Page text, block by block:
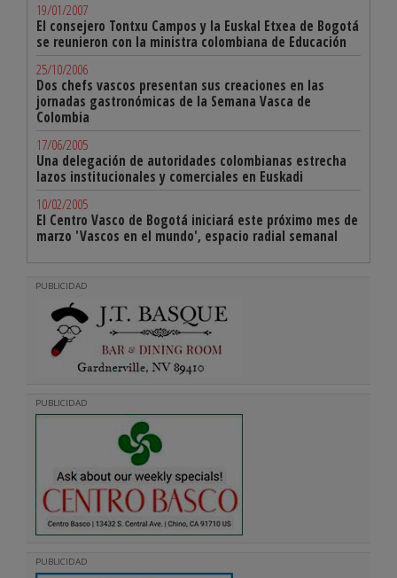
19/01/2007
El consejero Tontxu Campos y la Euskal Etxea de Bogotá
se reunieron con la ministra colombiana de Educación
25/10/2006
Dos chefs vascos presentan sus creaciones en las
jornadas gastronómicas de la Semana Vasca de
Colombia
17/06/2005
Una delegación de autoridades colombianas estrecha
lazos institucionales y comerciales en Euskadi
10/02/2005
El Centro Vasco de Bogotá iniciará este próximo mes de
marzo 'Vascos en el mundo', espacio radial semanal
PUBLICIDAD
PUBLICIDAD
PUBLICIDAD